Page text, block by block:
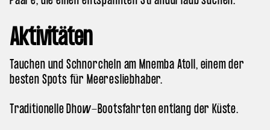
Aktivitäten
Tauchen und Schnorcheln am Mnemba Atoll, einem der
besten Spots für Meeresliebhaber.
Traditionelle Dhow-Bootsfahrten entlang der Küste.